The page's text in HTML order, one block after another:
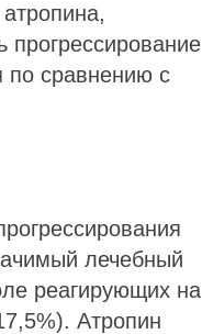
по сравнению с
лечебный
реагирующих на
Атропин